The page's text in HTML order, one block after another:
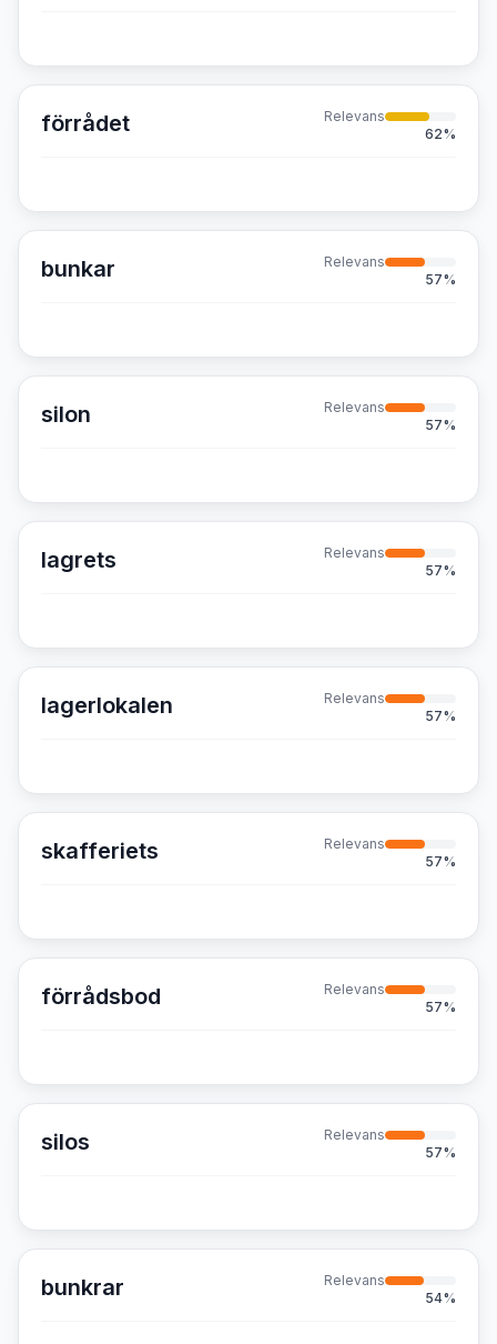
förrådet
Relevans
62%
bunkar
Relevans
57%
silon
Relevans
57%
lagrets
Relevans
57%
lagerlokalen
Relevans
57%
skafferiets
Relevans
57%
förrådsbod
Relevans
57%
silos
Relevans
57%
bunkrar
Relevans
54%